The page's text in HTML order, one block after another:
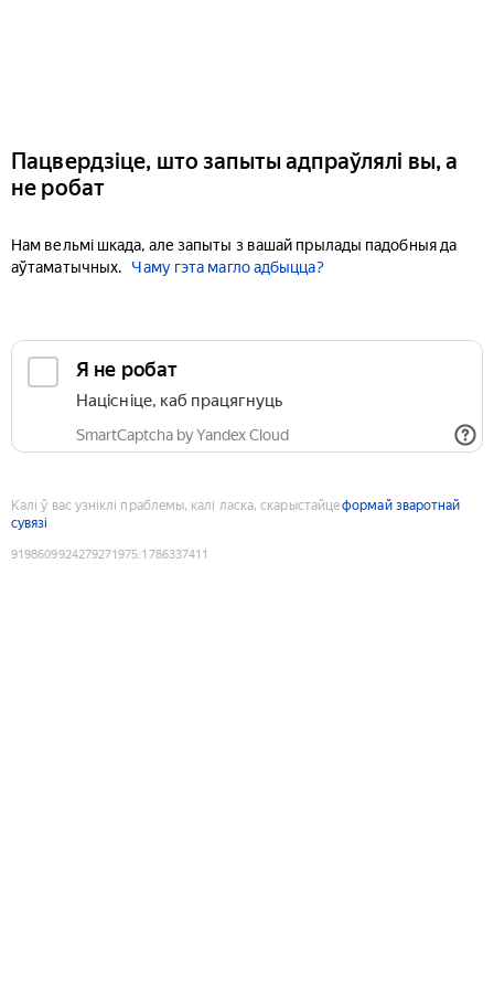
Пацвердзіце, што запыты адпраўлялі вы, а
не робат
Нам вельмі шкада, але запыты з вашай прылады падобныя да
аўтаматычных.
Чаму гэта магло адбыцца?
Я не робат
Націсніце, каб працягнуць
SmartCaptcha by Yandex Cloud
Калі ў вас узніклі праблемы, калі ласка, скарыстайцеформай зваротнай
сувязі
9198609924279271975:1786337411